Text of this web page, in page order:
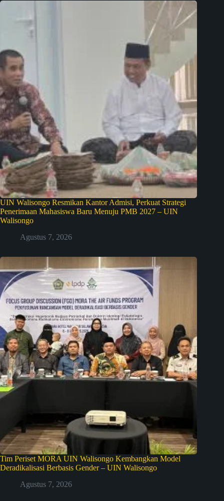
UIN Walisongo Resmikan Kantor Admisi, Perkuat Strategi
Penerimaan Mahasiswa Baru Menuju PMB 2027 – UIN
Walisongo
Agustus 7, 2026
Tim Periset MORA UIN Walisongo Kembangkan Model
Deradikalisasi Berbasis Gender – UIN Walisongo
Agustus 7, 2026